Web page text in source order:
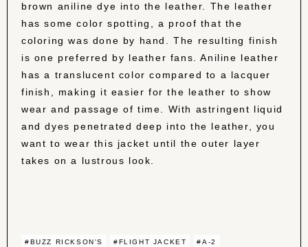
brown aniline dye into the leather. The leather
has some color spotting, a proof that the
coloring was done by hand. The resulting finish
is one preferred by leather fans. Aniline leather
has a translucent color compared to a lacquer
finish, making it easier for the leather to show
wear and passage of time. With astringent liquid
and dyes penetrated deep into the leather, you
want to wear this jacket until the outer layer
takes on a lustrous look.
#BUZZ RICKSON'S #FLIGHT JACKET #A-2